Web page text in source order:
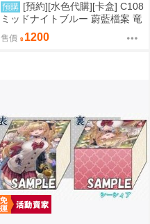
預購 [預約][水色代購][卡盒] C108
ミッドナイトブルー 蔚藍檔案 竜
華キサキ
售價 1200